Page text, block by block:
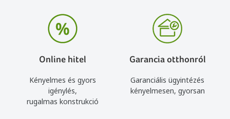
Online hitel
Kényelmes és gyors
igénylés,
rugalmas konstrukció
Garancia otthonról
Garanciális ügyintézés
kényelmesen, gyorsan